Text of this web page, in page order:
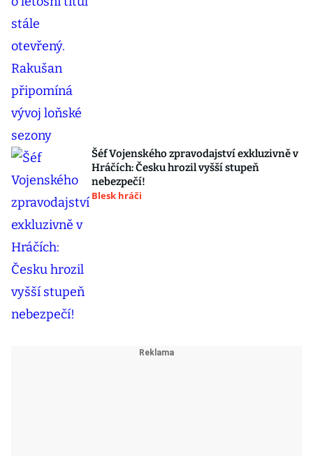
Šéf Vojenského zpravodajství exkluzivně v
Hráčích: Česku hrozil vyšší stupeň
nebezpečí!
Blesk hráči